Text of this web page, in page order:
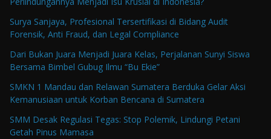
Surya Sanjaya, Profesional Tersertifikasi di Bidang Audit
Forensik, Anti Fraud, dan Legal Compliance
Dari Bukan Juara Menjadi Juara Kelas, Perjalanan Sunyi Siswa
Bersama Bimbel Gubug Ilmu “Bu Ekie”
SMKN 1 Mandau dan Relawan Sumatera Berduka Gelar Aksi
Kemanusiaan untuk Korban Bencana di Sumatera
SMM Desak Regulasi Tegas: Stop Polemik, Lindungi Petani
Getah Pinus Mamasa